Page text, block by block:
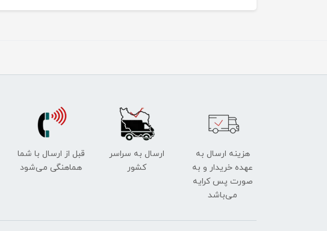
هزینه ارسال به
عهده خریدار و به
صورت پس کرایه
می‌باشد
ارسال به سراسر
کشور
قبل از ارسال با شما
هماهنگی می‌شود